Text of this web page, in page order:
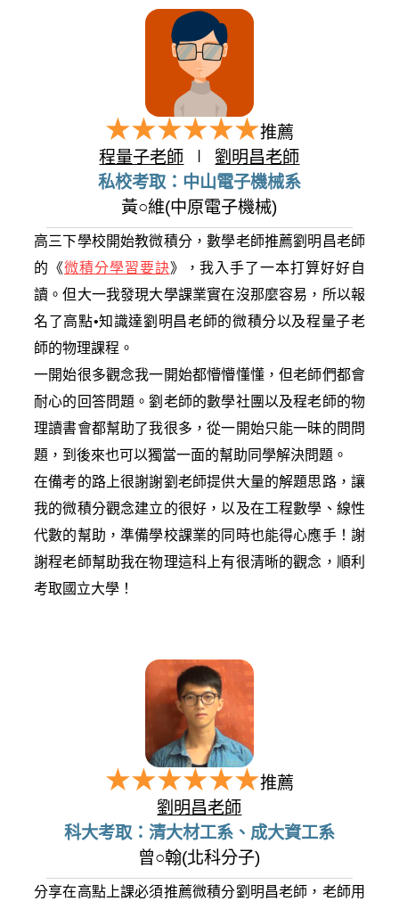
推薦
程量子老師
劉明昌老師
私校考取：中山電子機械系
黃○維(中原電子機械)
高三下學校開始教微積分，數學老師推薦劉明昌老師
的《微積分學習要訣》，我入手了一本打算好好自
讀。但大一我發現大學課業實在沒那麼容易，所以報
名了高點•知識達劉明昌老師的微積分以及程量子老
師的物理課程。
一開始很多觀念我一開始都懵懵懂懂，但老師們都會
耐心的回答問題。劉老師的數學社團以及程老師的物
理讀書會都幫助了我很多，從一開始只能一昧的問問
題，到後來也可以獨當一面的幫助同學解決問題。
在備考的路上很謝謝劉老師提供大量的解題思路，讓
我的微積分觀念建立的很好，以及在工程數學、線性
代數的幫助，準備學校課業的同時也能得心應手！謝
謝程老師幫助我在物理這科上有很清晰的觀念，順利
考取國立大學！
推薦
劉明昌老師
科大考取：清大材工系、成大資工系
曾○翰(北科分子)
分享在高點上課必須推薦微積分劉明昌老師，老師用